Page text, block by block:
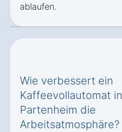
ablaufen.
Wie verbessert ein
Kaffeevollautomat in
Partenheim die
Arbeitsatmosphäre?